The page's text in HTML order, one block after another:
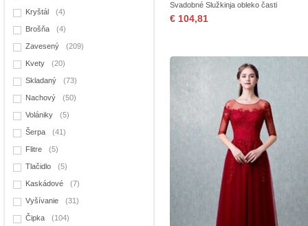
Kryštál (4)
Brošňa (4)
Zavesený (209)
Kvety (20)
Skladaný (73)
Nachový (50)
Volániky (5)
Šerpa (41)
Flitre (5)
Tlačidlo (5)
Kaskádové (7)
Vyšívanie (31)
Čipka (104)
Svadobné Služkinja obleko časti
€ 104,81